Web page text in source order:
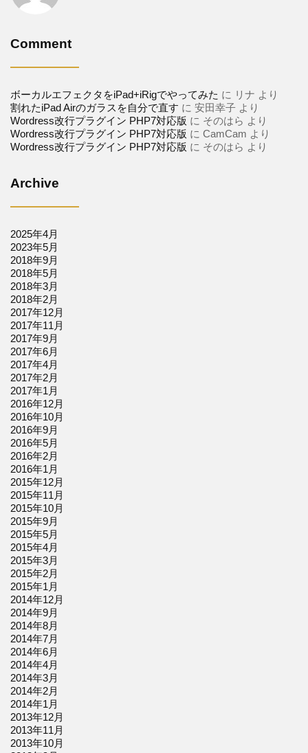
Comment
ボーカルエフェクタをiPad+iRigでやってみた に リナ より
割れたiPad Airのガラスを自分で直す に 安田幸子 より
Wordress改行プラグイン PHP7対応版 に そのはら より
Wordress改行プラグイン PHP7対応版 に CamCam より
Wordress改行プラグイン PHP7対応版 に そのはら より
Archive
2025年4月
2023年5月
2018年9月
2018年5月
2018年3月
2018年2月
2017年12月
2017年11月
2017年9月
2017年6月
2017年4月
2017年2月
2017年1月
2016年12月
2016年10月
2016年9月
2016年5月
2016年2月
2016年1月
2015年12月
2015年11月
2015年10月
2015年9月
2015年5月
2015年4月
2015年3月
2015年2月
2015年1月
2014年12月
2014年9月
2014年8月
2014年7月
2014年6月
2014年4月
2014年3月
2014年2月
2014年1月
2013年12月
2013年11月
2013年10月